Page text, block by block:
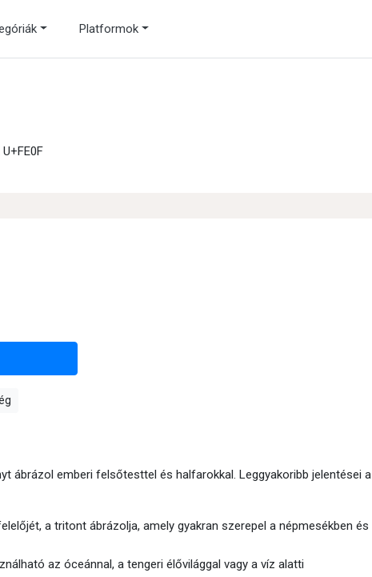
Platformok
ábrázol emberi felsőtesttel és halfarokkal. Leggyakoribb jelentései a
a tritont ábrázolja, amely gyakran szerepel a népmesékben és
az óceánnal, a tengeri élővilággal vagy a víz alatti